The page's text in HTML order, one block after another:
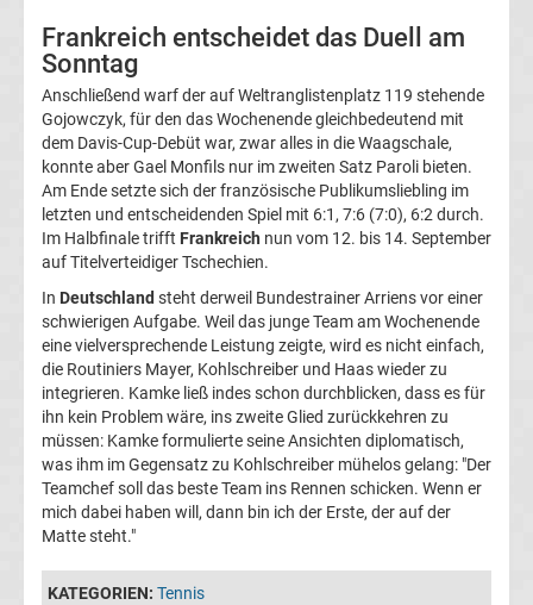
Tabelle
Bundesliga
Ergebnisse
2.
Liga
Ergebnisse
Liga
Ergebnisse
Frankreich entscheidet das Duell am
Sonntag
Anschließend warf der auf Weltranglistenplatz 119 stehende
Gojowczyk, für den das Wochenende gleichbedeutend mit
dem Davis-Cup-Debüt war, zwar alles in die Waagschale,
konnte aber Gael Monfils nur im zweiten Satz Paroli bieten.
Am Ende setzte sich der französische Publikumsliebling im
letzten und entscheidenden Spiel mit 6:1, 7:6 (7:0), 6:2 durch.
Im Halbfinale trifft Frankreich nun vom 12. bis 14. September
auf Titelverteidiger Tschechien.
In Deutschland steht derweil Bundestrainer Arriens vor einer
schwierigen Aufgabe. Weil das junge Team am Wochenende
eine vielversprechende Leistung zeigte, wird es nicht einfach,
die Routiniers Mayer, Kohlschreiber und Haas wieder zu
integrieren. Kamke ließ indes schon durchblicken, dass es für
ihn kein Problem wäre, ins zweite Glied zurückkehren zu
müssen: Kamke formulierte seine Ansichten diplomatisch,
was ihm im Gegensatz zu Kohlschreiber mühelos gelang: "Der
Teamchef soll das beste Team ins Rennen schicken. Wenn er
mich dabei haben will, dann bin ich der Erste, der auf der
Matte steht."
KATEGORIEN: Tennis